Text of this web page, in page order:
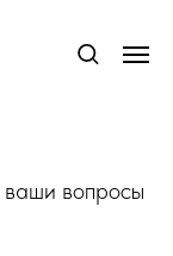
ваши вопросы